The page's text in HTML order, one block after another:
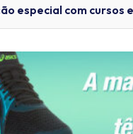
especial com cursos